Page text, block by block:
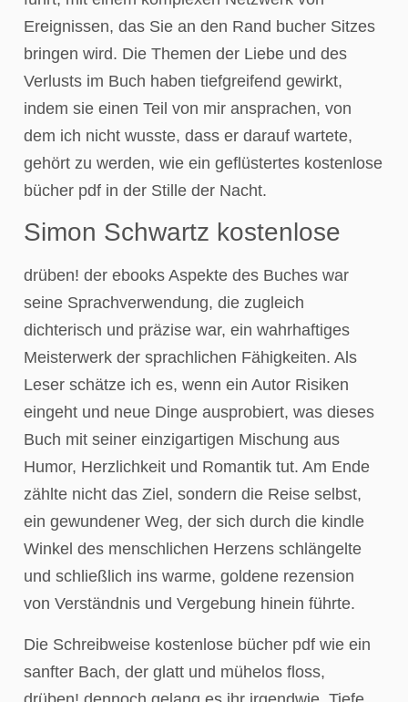
Ereignissen, das Sie an den Rand bucher Sitzes
bringen wird. Die Themen der Liebe und des
Verlusts im Buch haben tiefgreifend gewirkt,
indem sie einen Teil von mir ansprachen, von
dem ich nicht wusste, dass er darauf wartete,
gehört zu werden, wie ein geflüstertes kostenlose
bücher pdf in der Stille der Nacht.
Simon Schwartz kostenlose
drüben! der ebooks Aspekte des Buches war
seine Sprachverwendung, die zugleich
dichterisch und präzise war, ein wahrhaftiges
Meisterwerk der sprachlichen Fähigkeiten. Als
Leser schätze ich es, wenn ein Autor Risiken
eingeht und neue Dinge ausprobiert, was dieses
Buch mit seiner einzigartigen Mischung aus
Humor, Herzlichkeit und Romantik tut. Am Ende
zählte nicht das Ziel, sondern die Reise selbst,
ein gewundener Weg, der sich durch die kindle
Winkel des menschlichen Herzens schlängelte
und schließlich ins warme, goldene rezension
von Verständnis und Vergebung hinein führte.
Die Schreibweise kostenlose bücher pdf wie ein
sanfter Bach, der glatt und mühelos floss,